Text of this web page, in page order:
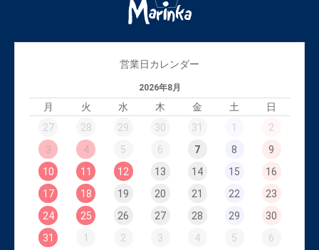
営業日カレンダー
2026年8月
月 火 水 木 金 土
日
27
28 29 30 31 1
2
3
4 5 6 7 8
9
10
11 12 13 14 15
16
17
18 19 20 21 22
23
24
25 26 27 28 29
30
31
1 2 3 4 5 6